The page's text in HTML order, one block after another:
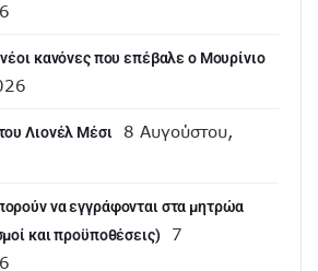
κανόνες που επέβαλε ο Μουρίνιο
Λιονέλ Μέσι
8 Αυγούστου,
να εγγράφονται στα μητρώα
και προϋποθέσεις)
7